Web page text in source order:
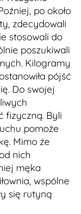
po około
zdecydowali
stosowali do
poszukiwali
Kilogramy
pójść
Do swojej
fizyczną. Byli
pomoże
Mimo że
nich
męka
wspólne
się rutyną